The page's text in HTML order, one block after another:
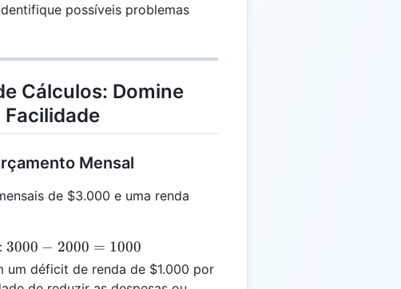
possíveis problemas
Cálculos: Domine
Facilidade
Mensal
de $3.000 e uma renda
3000
-
2000
3000 − 2000 = 1000
um déficit de renda de $1.000 por